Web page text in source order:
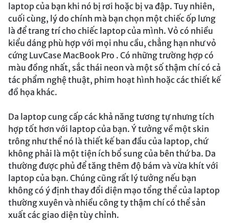
laptop của bạn khi nó bị rơi hoặc bị va đập. Tuy nhiên,
cuối cùng, lý do chính mà bạn chọn một chiếc ốp lưng
là để trang trí cho chiếc laptop của mình. Vỏ có nhiều
kiểu dáng phù hợp với mọi nhu cầu, chẳng hạn như vỏ
cứng LuvCase MacBook Pro . Có những trường hợp có
màu đồng nhất, sắc thái neon và một số thậm chí có cả
tác phẩm nghệ thuật, phim hoạt hình hoặc các thiết kế
đồ họa khác.
Da laptop cung cấp các khả năng tương tự nhưng tích
hợp tốt hơn với laptop của bạn. Ý tưởng về một skin
trông như thể nó là thiết kế ban đầu của laptop, chứ
không phải là một tiện ích bổ sung của bên thứ ba. Da
thường được phủ để tăng thêm độ bám và vừa khít với
laptop của bạn. Chúng cũng rất lý tưởng nếu bạn
không có ý định thay đổi diện mạo tổng thể của laptop
thường xuyên và nhiều công ty thậm chí có thể sản
xuất các giao diện tùy chỉnh.